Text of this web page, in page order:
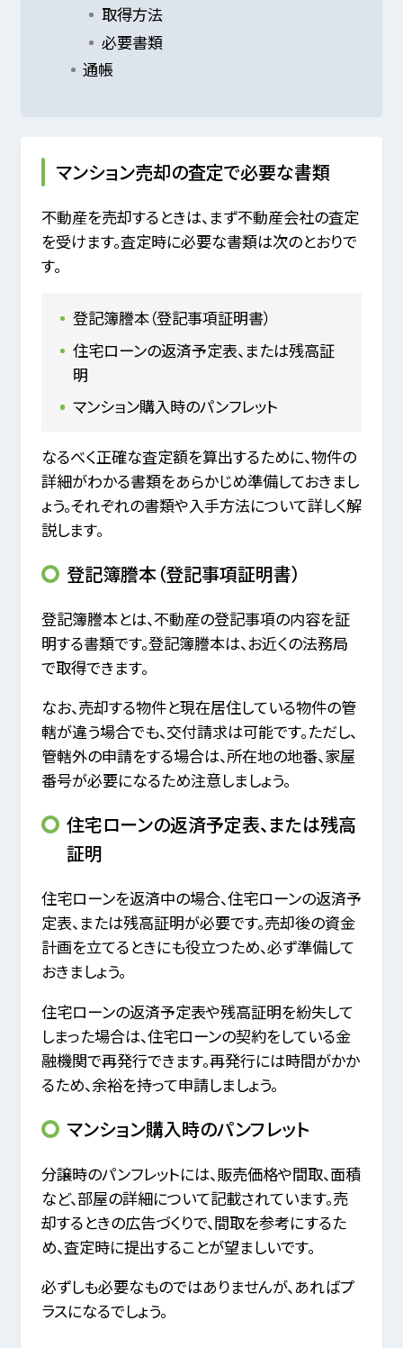
取得方法
必要書類
通帳
マンション売却の査定で必要な書類
不動産を売却するときは、まず不動産会社の査定
を受けます。査定時に必要な書類は次のとおりで
す。
登記簿謄本（登記事項証明書）
住宅ローンの返済予定表、または残高証
明
マンション購入時のパンフレット
なるべく正確な査定額を算出するために、物件の
詳細がわかる書類をあらかじめ準備しておきまし
ょう。それぞれの書類や入手方法について詳しく解
説します。
登記簿謄本（登記事項証明書）
登記簿謄本とは、不動産の登記事項の内容を証
明する書類です。登記簿謄本は、お近くの法務局
で取得できます。
なお、売却する物件と現在居住している物件の管
轄が違う場合でも、交付請求は可能です。ただし、
管轄外の申請をする場合は、所在地の地番、家屋
番号が必要になるため注意しましょう。
住宅ローンの返済予定表、または残高
証明
住宅ローンを返済中の場合、住宅ローンの返済予
定表、または残高証明が必要です。売却後の資金
計画を立てるときにも役立つため、必ず準備して
おきましょう。
住宅ローンの返済予定表や残高証明を紛失して
しまった場合は、住宅ローンの契約をしている金
融機関で再発行できます。再発行には時間がかか
るため、余裕を持って申請しましょう。
マンション購入時のパンフレット
分譲時のパンフレットには、販売価格や間取、面積
など、部屋の詳細について記載されています。売
却するときの広告づくりで、間取を参考にするた
め、査定時に提出することが望ましいです。
必ずしも必要なものではありませんが、あればプ
ラスになるでしょう。